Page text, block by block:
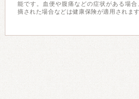
能です。血便や腹痛などの症状がある場
摘された場合などは健康保険が適用されます